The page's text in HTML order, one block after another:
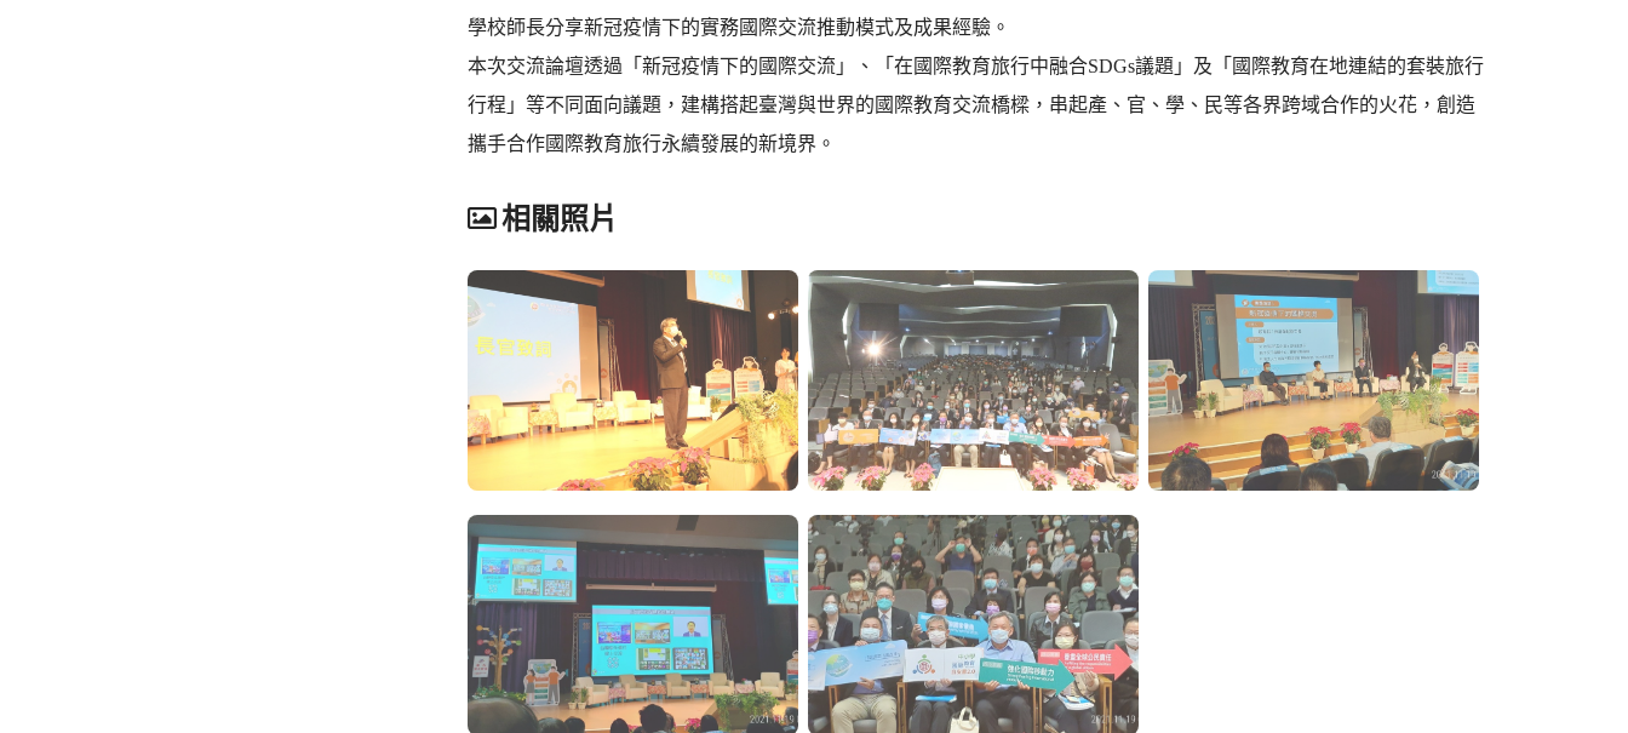
學校師長分享新冠疫情下的實務國際交流推動模式及成果經驗。
本次交流論壇透過「新冠疫情下的國際交流」、「在國際教育旅行中融合SDGs議題」及「國際教育在地連結的套裝旅行
行程」等不同面向議題，建構搭起臺灣與世界的國際教育交流橋樑，串起產、官、學、民等各界跨域合作的火花，創造
攜手合作國際教育旅行永續發展的新境界。
相關照片